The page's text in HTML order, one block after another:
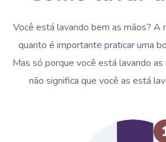
Você está lavando bem as mãos? A
quanto é importante praticar uma
Mas só porque você está lavando as
não significa que você as está